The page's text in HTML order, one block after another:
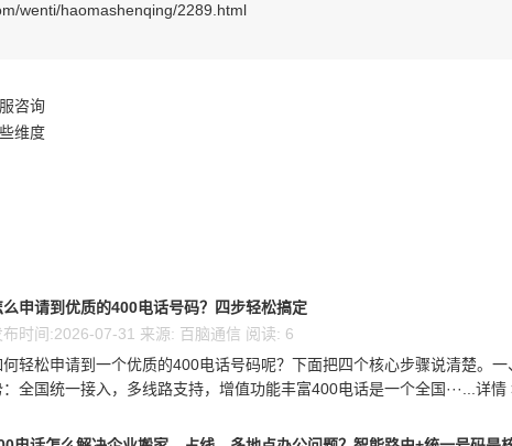
wenti/haomashenqing/2289.html
咨询
维度
么申请到优质的400电话号码？四步轻松搞定
布时间:2026-07-31 来源: 百脑通信 阅读: 6
何轻松申请到一个优质的400电话号码呢？下面把四个核心步骤说清楚。一
：全国统一接入，多线路支持，增值功能丰富400电话是一个全国···...详情